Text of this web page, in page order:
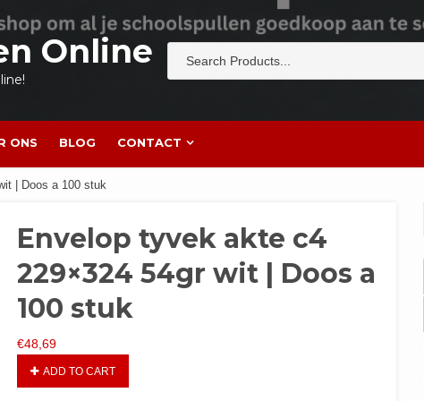
Online
ONS BLOG CONTACT
| Doos a 100 stuk
Envelop tyvek akte c4
229×324 54gr wit | Doos a
100 stuk
€48,69
ADD TO CART